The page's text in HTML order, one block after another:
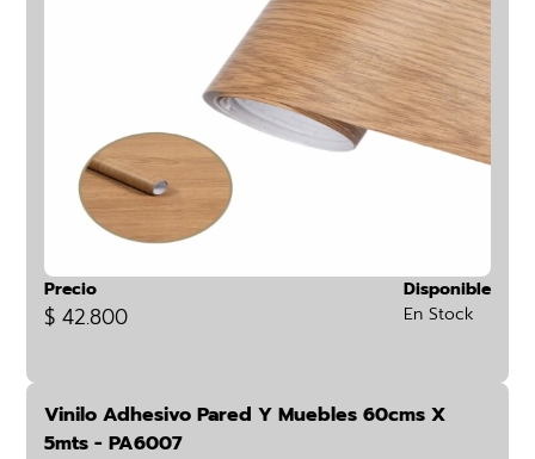
Precio
$ 42.800
Disponible
En Stock
Vinilo Adhesivo Pared Y Muebles 60cms X
5mts - PA6007